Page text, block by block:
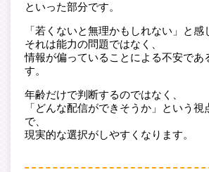
といった部分です。
「若くないと無理かもしれない」と感
それは能力の問題ではなく、
情報が偏っていることによる不安であ
す。
年齢だけで判断するのではなく、
「どんな配信ができそうか」という視
で、
現実的な選択がしやすくなります。